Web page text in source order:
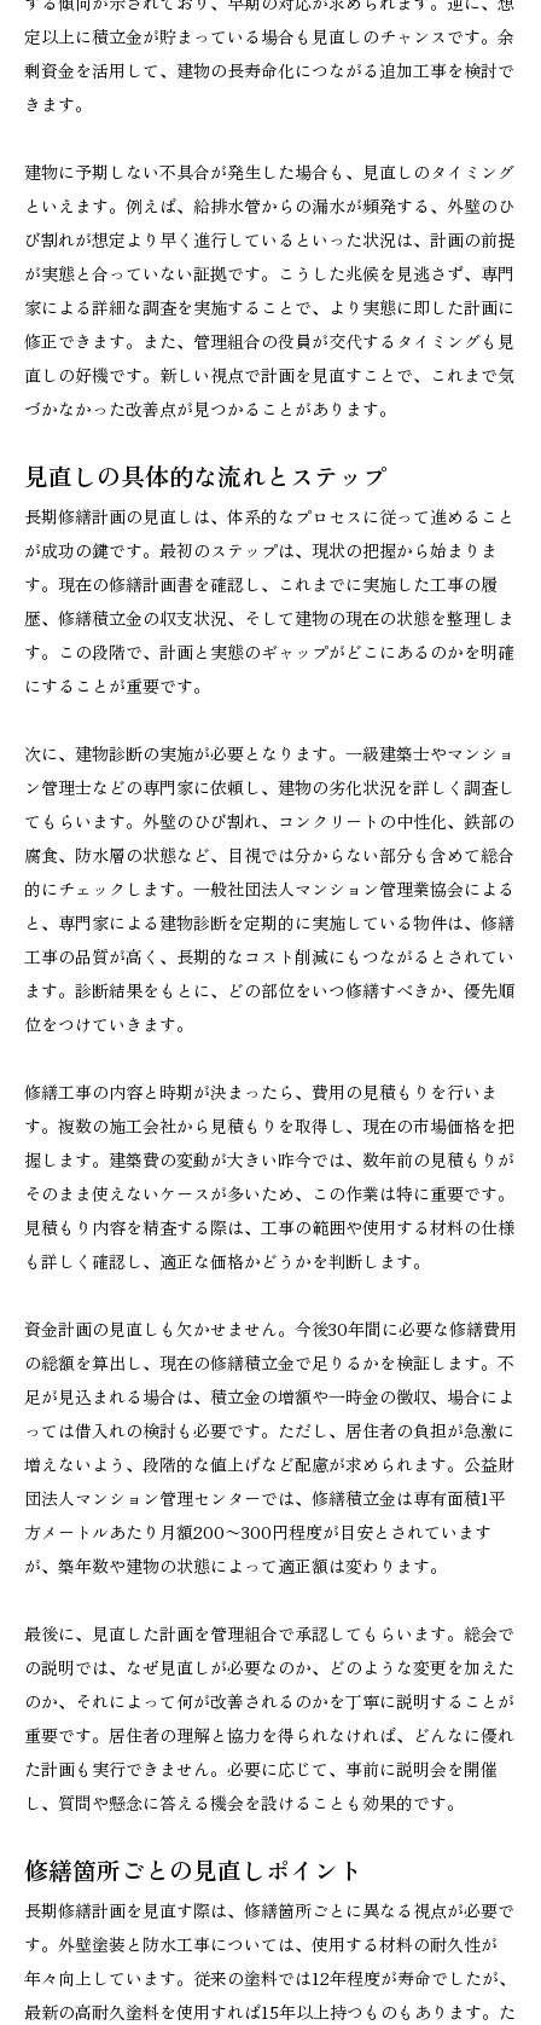
定以上に積立金が貯まっている場合も見直しのチャンスです。余
剰資金を活用して、建物の長寿命化につながる追加工事を検討で
きます。
建物に予期しない不具合が発生した場合も、見直しのタイミング
といえます。例えば、給排水管からの漏水が頻発する、外壁のひ
び割れが想定より早く進行しているといった状況は、計画の前提
が実態と合っていない証拠です。こうした兆候を見逃さず、専門
家による詳細な調査を実施することで、より実態に即した計画に
修正できます。また、管理組合の役員が交代するタイミングも見
直しの好機です。新しい視点で計画を見直すことで、これまで気
づかなかった改善点が見つかることがあります。
見直しの具体的な流れとステップ
長期修繕計画の見直しは、体系的なプロセスに従って進めること
が成功の鍵です。最初のステップは、現状の把握から始まりま
す。現在の修繕計画書を確認し、これまでに実施した工事の履
歴、修繕積立金の収支状況、そして建物の現在の状態を整理しま
す。この段階で、計画と実態のギャップがどこにあるのかを明確
にすることが重要です。
次に、建物診断の実施が必要となります。一級建築士やマンショ
ン管理士などの専門家に依頼し、建物の劣化状況を詳しく調査し
てもらいます。外壁のひび割れ、コンクリートの中性化、鉄部の
腐食、防水層の状態など、目視では分からない部分も含めて総合
的にチェックします。一般社団法人マンション管理業協会による
と、専門家による建物診断を定期的に実施している物件は、修繕
工事の品質が高く、長期的なコスト削減にもつながるとされてい
ます。診断結果をもとに、どの部位をいつ修繕すべきか、優先順
位をつけていきます。
修繕工事の内容と時期が決まったら、費用の見積もりを行いま
す。複数の施工会社から見積もりを取得し、現在の市場価格を把
握します。建築費の変動が大きい昨今では、数年前の見積もりが
そのまま使えないケースが多いため、この作業は特に重要です。
見積もり内容を精査する際は、工事の範囲や使用する材料の仕様
も詳しく確認し、適正な価格かどうかを判断します。
資金計画の見直しも欠かせません。今後30年間に必要な修繕費用
の総額を算出し、現在の修繕積立金で足りるかを検証します。不
足が見込まれる場合は、積立金の増額や一時金の徴収、場合によ
っては借入れの検討も必要です。ただし、居住者の負担が急激に
増えないよう、段階的な値上げなど配慮が求められます。公益財
団法人マンション管理センターでは、修繕積立金は専有面積1平
方メートルあたり月額200〜300円程度が目安とされています
が、築年数や建物の状態によって適正額は変わります。
最後に、見直した計画を管理組合で承認してもらいます。総会で
の説明では、なぜ見直しが必要なのか、どのような変更を加えた
のか、それによって何が改善されるのかを丁寧に説明することが
重要です。居住者の理解と協力を得られなければ、どんなに優れ
た計画も実行できません。必要に応じて、事前に説明会を開催
し、質問や懸念に答える機会を設けることも効果的です。
修繕箇所ごとの見直しポイント
長期修繕計画を見直す際は、修繕箇所ごとに異なる視点が必要で
す。外壁塗装と防水工事については、使用する材料の耐久性が
年々向上しています。従来の塗料では12年程度が寿命でしたが、
最新の高耐久塗料を使用すれば15年以上持つものもあります。た